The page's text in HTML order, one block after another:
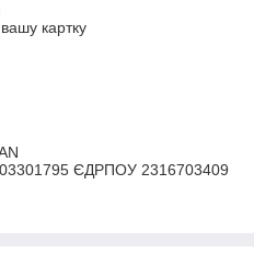
картку
ЄДРПОУ 2316703409